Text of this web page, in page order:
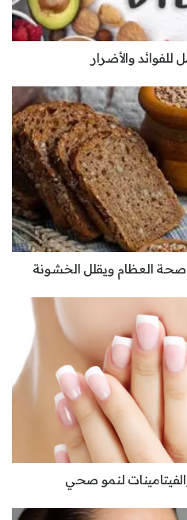
للفوائد والأضرار
صحة العظام ويقلل الخشونة
لنمو صحي